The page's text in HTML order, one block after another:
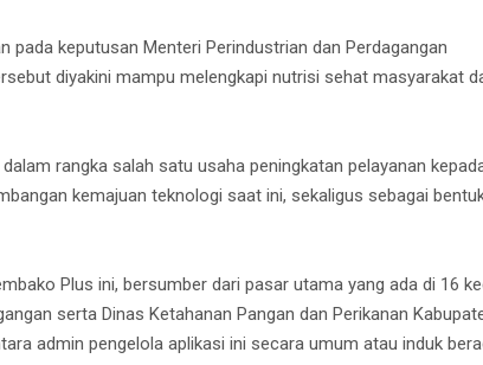
keputusan Menteri Perindustrian dan Perdagangan
diyakini mampu melengkapi nutrisi sehat masyarakat
rangka salah satu usaha peningkatan pelayanan
kemajuan teknologi saat ini, sekaligus sebagai
Plus ini, bersumber dari pasar utama yang ada di 16
serta Dinas Ketahanan Pangan dan Perikanan
admin pengelola aplikasi ini secara umum atau induk